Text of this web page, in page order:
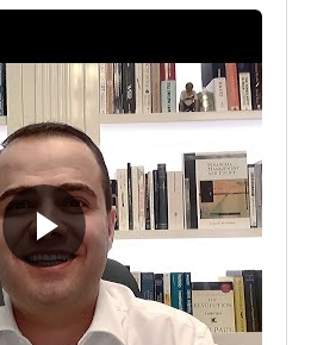
çalışmalar sayesinde
alanında,ABD,İngiltere,
'da 1 milyon profesör arasında
aşkın öğrencinin
ilk 20 içerisinde
Üniversitesi’den İşletme
Başkanlığı teklifi aldı.2012